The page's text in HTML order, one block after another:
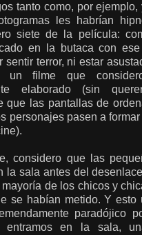
tanto como, por
les habrían
siete de la película:
en la butaca con
sentir terror, ni estar
un filme que
elaborado (sin
que las pantallas de
personajes pasen a
considero que las
la sala antes del
de los chicos y
se habían metido. Y esto
paradójico
en la sala,